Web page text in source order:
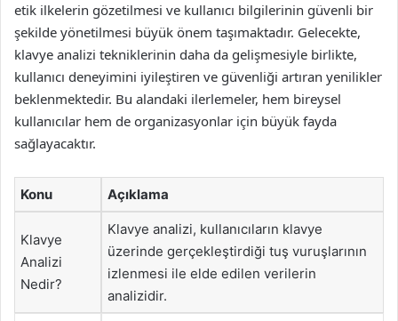
etik ilkelerin gözetilmesi ve kullanıcı bilgilerinin güvenli bir
şekilde yönetilmesi büyük önem taşımaktadır. Gelecekte,
klavye analizi tekniklerinin daha da gelişmesiyle birlikte,
kullanıcı deneyimini iyileştiren ve güvenliği artıran yenilikler
beklenmektedir. Bu alandaki ilerlemeler, hem bireysel
kullanıcılar hem de organizasyonlar için büyük fayda
sağlayacaktır.
Konu Açıklama
Klavye
Analizi
Nedir?
Klavye analizi, kullanıcıların klavye
üzerinde gerçekleştirdiği tuş vuruşlarının
izlenmesi ile elde edilen verilerin
analizidir.